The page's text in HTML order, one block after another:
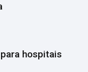
hospitais